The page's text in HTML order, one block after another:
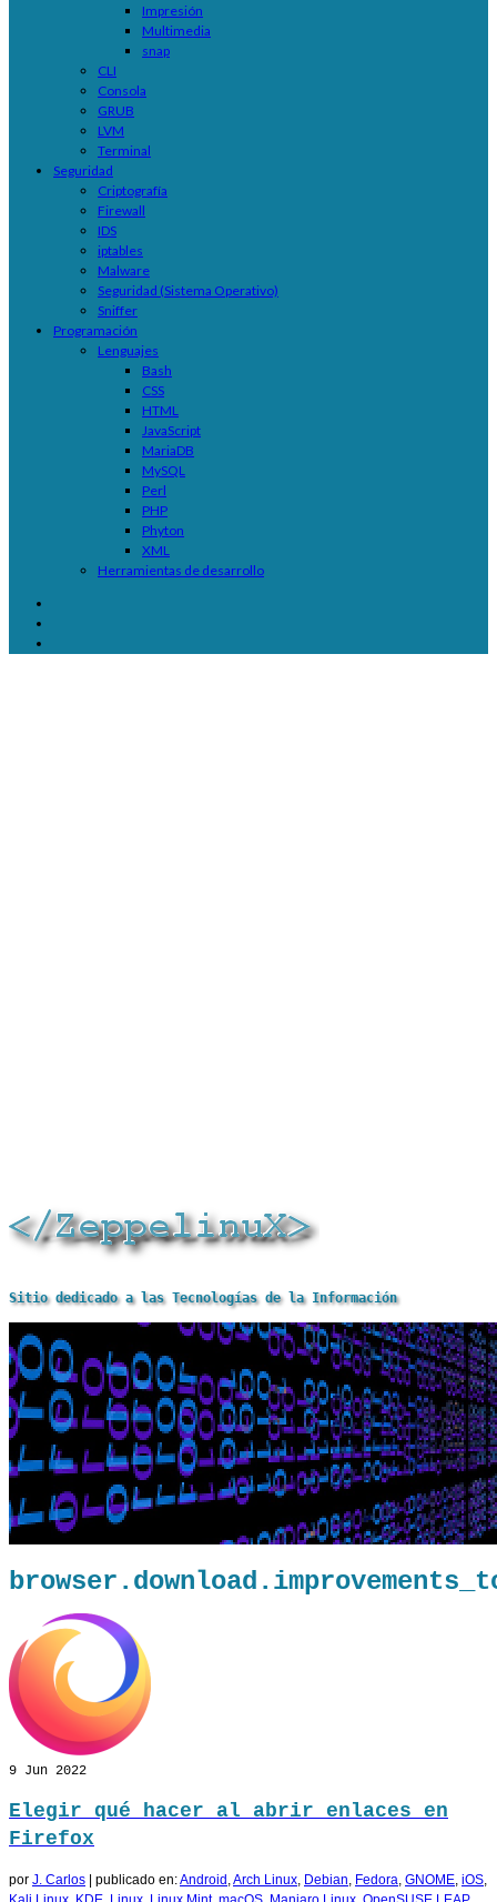
Impresión
Multimedia
snap
CLI
Consola
GRUB
LVM
Terminal
Seguridad
Criptografía
Firewall
IDS
iptables
Malware
Seguridad (Sistema Operativo)
Sniffer
Programación
Lenguajes
Bash
CSS
HTML
JavaScript
MariaDB
MySQL
Perl
PHP
Phyton
XML
Herramientas de desarrollo
Sitio dedicado a las Tecnologías de la Información
9 Jun 2022
Elegir qué hacer al abrir enlaces en
Firefox
por J. Carlos publicado en:Android ,Arch Linux, Debian, Fedora, GNOME, iOS,